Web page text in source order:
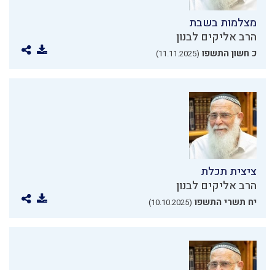
מצלמות בשבת
הרב אליקים לבנון
כ חשון התשפו (11.11.2025)
ציצית תכלת
הרב אליקים לבנון
יח תשרי התשפו (10.10.2025)